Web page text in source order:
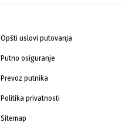
Opšti uslovi putovanja
Putno osiguranje
Prevoz putnika
Politika privatnosti
Sitemap